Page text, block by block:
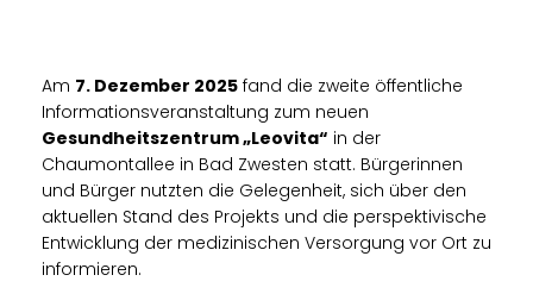
Am 7. Dezember 2025 fand die zweite öffentliche
Informationsveranstaltung zum neuen
Gesundheitszentrum „Leovita“ in der
Chaumontallee in Bad Zwesten statt. Bürgerinnen
und Bürger nutzten die Gelegenheit, sich über den
aktuellen Stand des Projekts und die perspektivische
Entwicklung der medizinischen Versorgung vor Ort zu
informieren.